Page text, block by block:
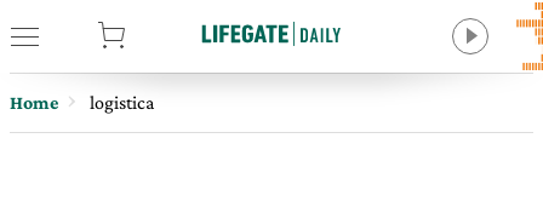
Home logistica